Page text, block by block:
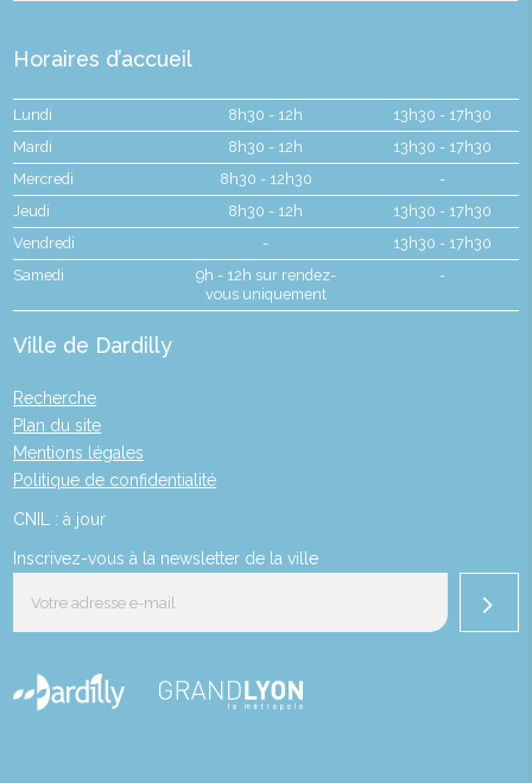
Horaires d’accueil
Lundi 8h30 - 12h
13h30 - 17h30
Mardi
8h30 - 12h
13h30 - 17h30
Mercredi
8h30 - 12h30
-
Jeudi
8h30 - 12h
13h30 - 17h30
Vendredi
-
13h30 - 17h30
Samedi
9h - 12h sur rendez-
vous uniquement
-
Ville de Dardilly
Recherche
Plan du site
Mentions légales
Politique de confidentialité
CNIL : à jour
Inscrivez-vous à la newsletter de la ville